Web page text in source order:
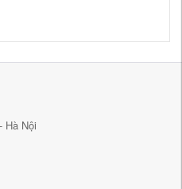
Hà Nội